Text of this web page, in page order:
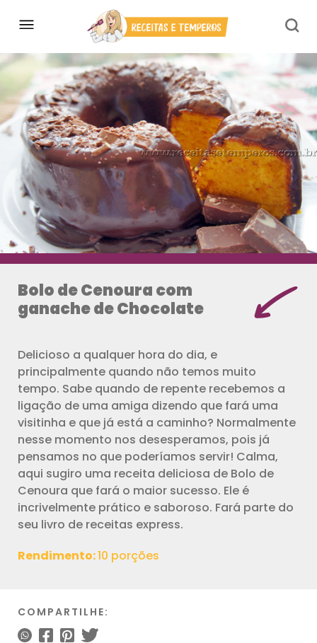
Bolo de Cenoura com
ganache de Chocolate
Delicioso a qualquer hora do dia, e
principalmente quando não temos muito
tempo. Sabe quando de repente recebemos a
ligação de uma amiga dizendo que fará uma
visitinha e que já está a caminho? Normalmente
nesse momento nos desesperamos, pois já
pensamos no que poderíamos servir! Calma,
aqui sugiro uma receita deliciosa de Bolo de
Cenoura que fará o maior sucesso. Ele é
incrivelmente prático e saboroso. Fará parte do
seu livro de receitas express.
Rendimento:10 porções
COMPARTILHE: